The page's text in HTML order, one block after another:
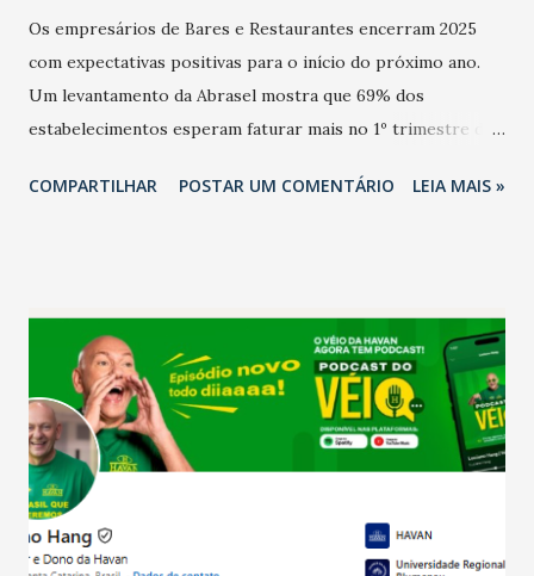
Os empresários de Bares e Restaurantes encerram 2025
com expectativas positivas para o início do próximo ano.
Um levantamento da Abrasel mostra que 69% dos
estabelecimentos esperam faturar mais no 1º trimestre de
relação ao último trimestre deste ano, 56% também
confraternizações de fim de ano e pelo pagamento do 13º
Salário para um número maior de trabalhadores, já que o
país tem a menor taxa de desemprego dos anos recentes.
Ainda segundo a Pesquisa, em novembro de 2025, 40% dos
bares e restaurantes operaram com lucro e outros 40%
registraram equilíbrio financeiro. Já o percentual de
estabelecimentos no prejuízo ficou em 19%, pouco abaixo
do observado no mês anterior. Outros 1% não existiam em
COMPARTILHAR POSTAR UM COMENTÁRIO LEIA MAIS »